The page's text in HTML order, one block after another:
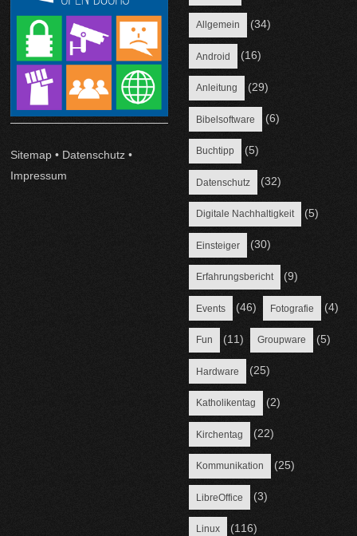
Sitemap • Datenschutz •
Impressum
Allgemein (34)
Android (16)
Anleitung (29)
Bibelsoftware (6)
Buchtipp (5)
Datenschutz (32)
Digitale Nachhaltigkeit (5)
Einsteiger (30)
Erfahrungsbericht (9)
Events (46) Fotografie (4)
Fun (11) Groupware (5)
Hardware (25)
Katholikentag (2)
Kirchentag (22)
Kommunikation (25)
LibreOffice (3)
Linux (116)